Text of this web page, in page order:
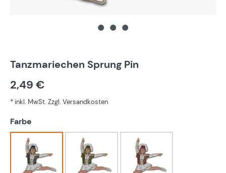
Tanzmariechen Sprung Pin
2,49 €
* inkl. MwSt. Zzgl. Versandkosten
Farbe
blau-weiß grün-weiß rot-weiß